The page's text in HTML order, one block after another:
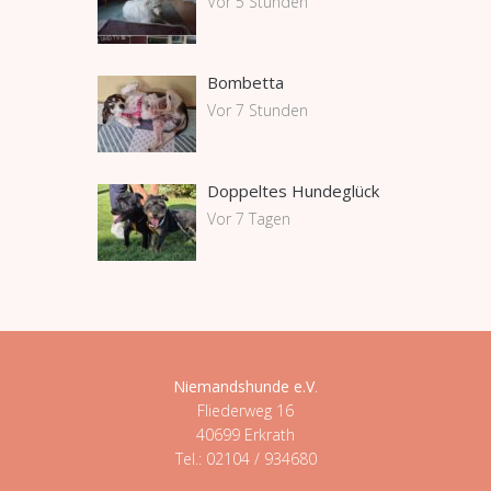
Bombetta
Vor 7 Stunden
Doppeltes Hundeglück
Vor 7 Tagen
Niemandshunde e.V.
Fliederweg 16
40699 Erkrath
Tel.: 02104 / 934680